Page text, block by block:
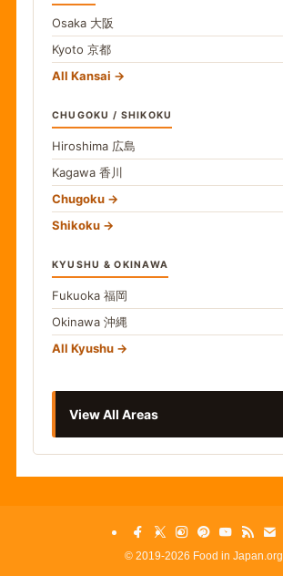
Osaka 大阪
Kyoto 京都
All Kansai
CHUGOKU / SHIKOKU
Hiroshima 広島
Kagawa 香川
Chugoku
Shikoku
KYUSHU & OKINAWA
Fukuoka 福岡
Okinawa 沖縄
All Kyushu
View All Areas
© 2019-2026 Food in Japan.org